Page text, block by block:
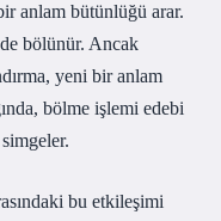
anlam bütünlüğü arar.
bölünür. Ancak
yeni bir anlam
bölme işlemi edebi
bu etkileşimi